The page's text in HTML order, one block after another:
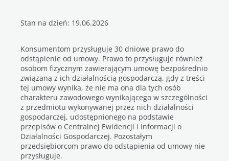
Stan na dzień: 19.06.2026
Konsumentom przysługuje 30 dniowe prawo do
odstąpienie od umowy. Prawo to przysługuje również
osobom fizycznym zawierającym umowę bezpośrednio
związaną z ich działalnością gospodarczą, gdy z treści
tej umowy wynika, że nie ma ona dla tych osób
charakteru zawodowego wynikającego w szczególności
z przedmiotu wykonywanej przez nich działalności
gospodarczej, udostępnionego na podstawie
przepisów o Centralnej Ewidencji i Informacji o
Działalności Gospodarczej. Pozostałym
przedsiębiorcom prawo do odstąpienia od umowy nie
przysługuje.